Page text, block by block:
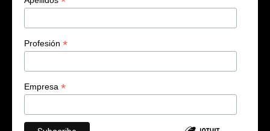
Profesión *
Empresa *